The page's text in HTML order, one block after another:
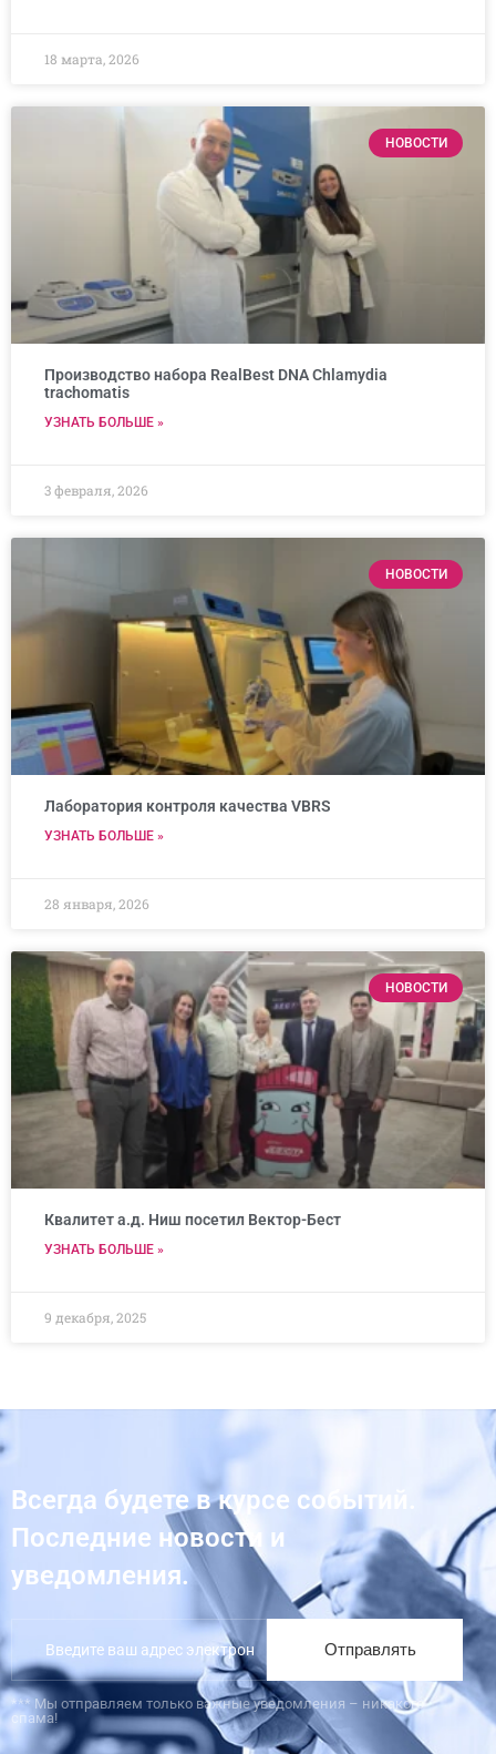
18 марта, 2026
НОВОСТИ
Производство набора RealBest DNA Chlamydia
trachomatis
УЗНАТЬ БОЛЬШЕ »
3 февраля, 2026
НОВОСТИ
Лаборатория контроля качества VBRS
УЗНАТЬ БОЛЬШЕ »
28 января, 2026
НОВОСТИ
Квалитет а.д. Ниш посетил Вектор-Бест
УЗНАТЬ БОЛЬШЕ »
9 декабря, 2025
Всегда будете в курсе событий.
Последние новости и
уведомления.
Отправлять
*** Мы отправляем только важные уведомления – никакого
спама!